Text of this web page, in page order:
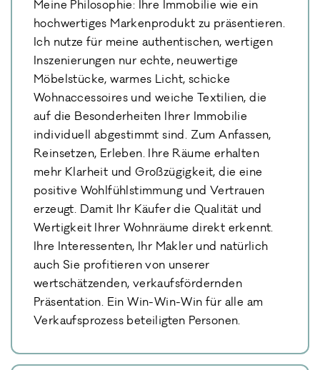
Meine Philosophie: Ihre Immobilie wie ein
hochwertiges Markenprodukt zu präsentieren.
Ich nutze für meine authentischen, wertigen
Inszenierungen nur echte, neuwertige
Möbelstücke, warmes Licht, schicke
Wohnaccessoires und weiche Textilien, die
auf die Besonderheiten Ihrer Immobilie
individuell abgestimmt sind. Zum Anfassen,
Reinsetzen, Erleben. Ihre Räume erhalten
mehr Klarheit und Großzügigkeit, die eine
positive Wohlfühlstimmung und Vertrauen
erzeugt. Damit Ihr Käufer die Qualität und
Wertigkeit Ihrer Wohnräume direkt erkennt.
Ihre Interessenten, Ihr Makler und natürlich
auch Sie profitieren von unserer
wertschätzenden, verkaufsfördernden
Präsentation. Ein Win-Win-Win für alle am
Verkaufsprozess beteiligten Personen.